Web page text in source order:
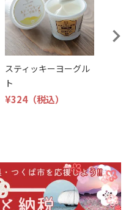
スティッキーヨーグル
ト
¥324（税込）